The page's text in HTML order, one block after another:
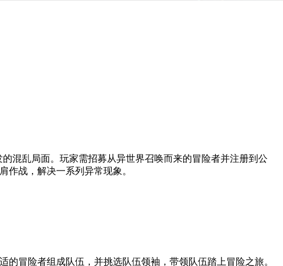
混乱局面。玩家需招募从异世界召唤而来的冒险者并注册到公
作战，解决一系列异常现象。
冒险者组成队伍，并挑选队伍领袖，带领队伍踏上冒险之旅。